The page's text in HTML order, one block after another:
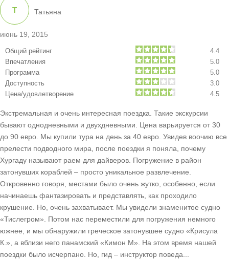
июнь 19, 2015
Общий рейтинг
4.4
Впечатления
5.0
Программа
5.0
Доступность
3.0
Цена/удовлетворение
4.5
Экстремальная и очень интересная поездка. Такие экскурсии
бывают однодневными и двухдневными. Цена варьируется от 30
до 90 евро. Мы купили тура на день за 40 евро. Увидев воочию все
прелести подводного мира, после поездки я поняла, почему
Хургаду называют раем для дайверов. Погружение в район
затонувших кораблей – просто уникальное развлечение.
Откровенно говоря, местами было очень жутко, особенно, если
начинаешь фантазировать и представлять, как проходило
крушение. Но, очень захватывает. Мы увидели знаменитое судно
«Тислегром». Потом нас переместили для погружения немного
южнее, и мы обнаружили греческое затонувшее судно «Крисула
К.», а вблизи него панамский «Кимон М». На этом время нашей
поездки было исчерпано. Но, гид – инструктор поведа
Т Татьяна